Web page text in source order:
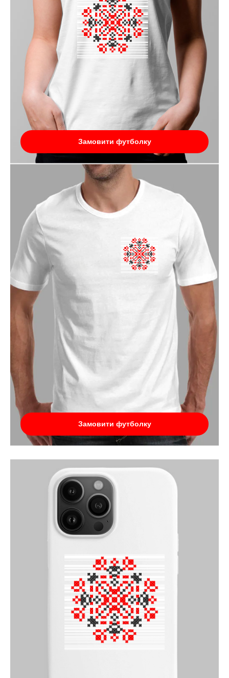
Замовити футболку
Замовити футболку